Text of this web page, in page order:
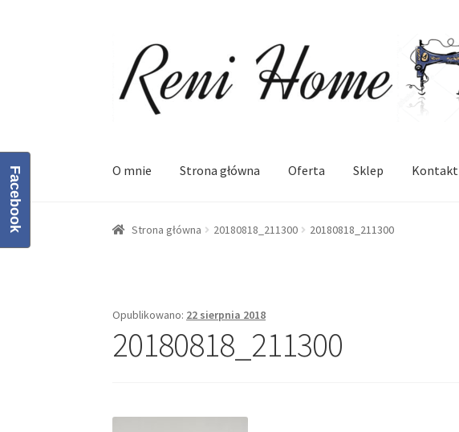
Przejdź
nawigacji
Przejdź
treści
O mnie Strona główna Oferta Sklep Kontakt
Strona główna KontaktKoszyk Moje konto O mnieOferta
Strona główna 20180818_211300 20180818_211300
Opublikowano: 22 sierpnia 2018
20180818_211300
Facebook